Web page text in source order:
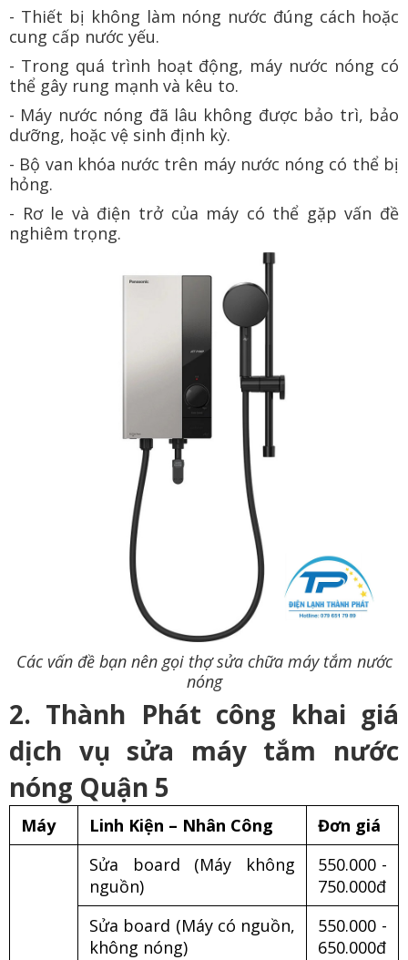
- Thiết bị không làm nóng nước đúng cách hoặc
cung cấp nước yếu.
- Trong quá trình hoạt động, máy nước nóng có
thể gây rung mạnh và kêu to.
- Máy nước nóng đã lâu không được bảo trì, bảo
dưỡng, hoặc vệ sinh định kỳ.
- Bộ van khóa nước trên máy nước nóng có thể bị
hỏng.
- Rơ le và điện trở của máy có thể gặp vấn đề
nghiêm trọng.
Các vấn đề bạn nên gọi thợ sửa chữa máy tắm nước
nóng
2. Thành Phát công khai giá
dịch vụ sửa máy tắm nước
nóng Quận 5
Máy Linh Kiện – Nhân Công Đơn giá
Sửa board (Máy không
nguồn)
550.000 -
750.000đ
Sửa board (Máy có nguồn,
không nóng)
550.000 -
650.000đ